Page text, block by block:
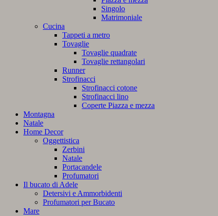
Singolo
Matrimoniale
Cucina
Tappeti a metro
Tovaglie
Tovaglie quadrate
Tovaglie rettangolari
Runner
Strofinacci
Strofinacci cotone
Strofinacci lino
Coperte Piazza e mezza
Montagna
Natale
Home Decor
Oggettistica
Zerbini
Natale
Portacandele
Profumatori
Il bucato di Adele
Detersivi e Ammorbidenti
Profumatori per Bucato
Mare